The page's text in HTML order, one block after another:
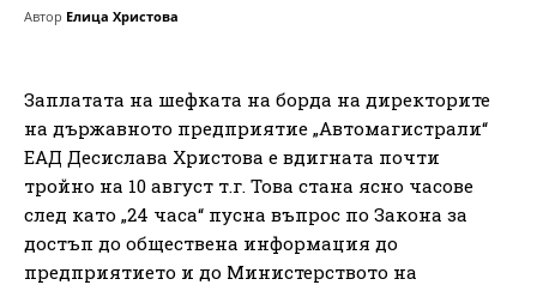
Автор Елица Христова
Заплатата на шефката на борда на директорите
на държавното предприятие „Автомагистрали“
ЕАД Десислава Христова е вдигната почти
тройно на 10 август т.г. Това стана ясно часове
след като „24 часа“ пусна въпрос по Закона за
достъп до обществена информация до
предприятието и до Министерството на